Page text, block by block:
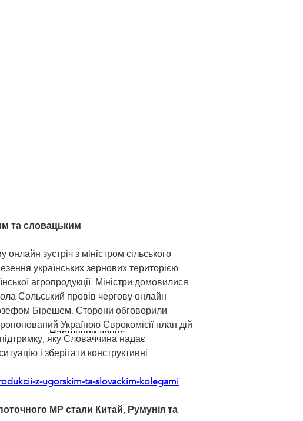
Наступний допис
та словацьким
онлайн зустріч з міністром сільського
українських зернових територією
агропродукції. Міністри домовилися
Сольський провів чергову онлайн
Бірешем. Сторони обговорили
Україною Єврокомісії план дій
яку Словаччина надає
і зберігати конструктивні
z-ugorskim-ta-slovackim-kolegami
МР стали Китай, Румунія та